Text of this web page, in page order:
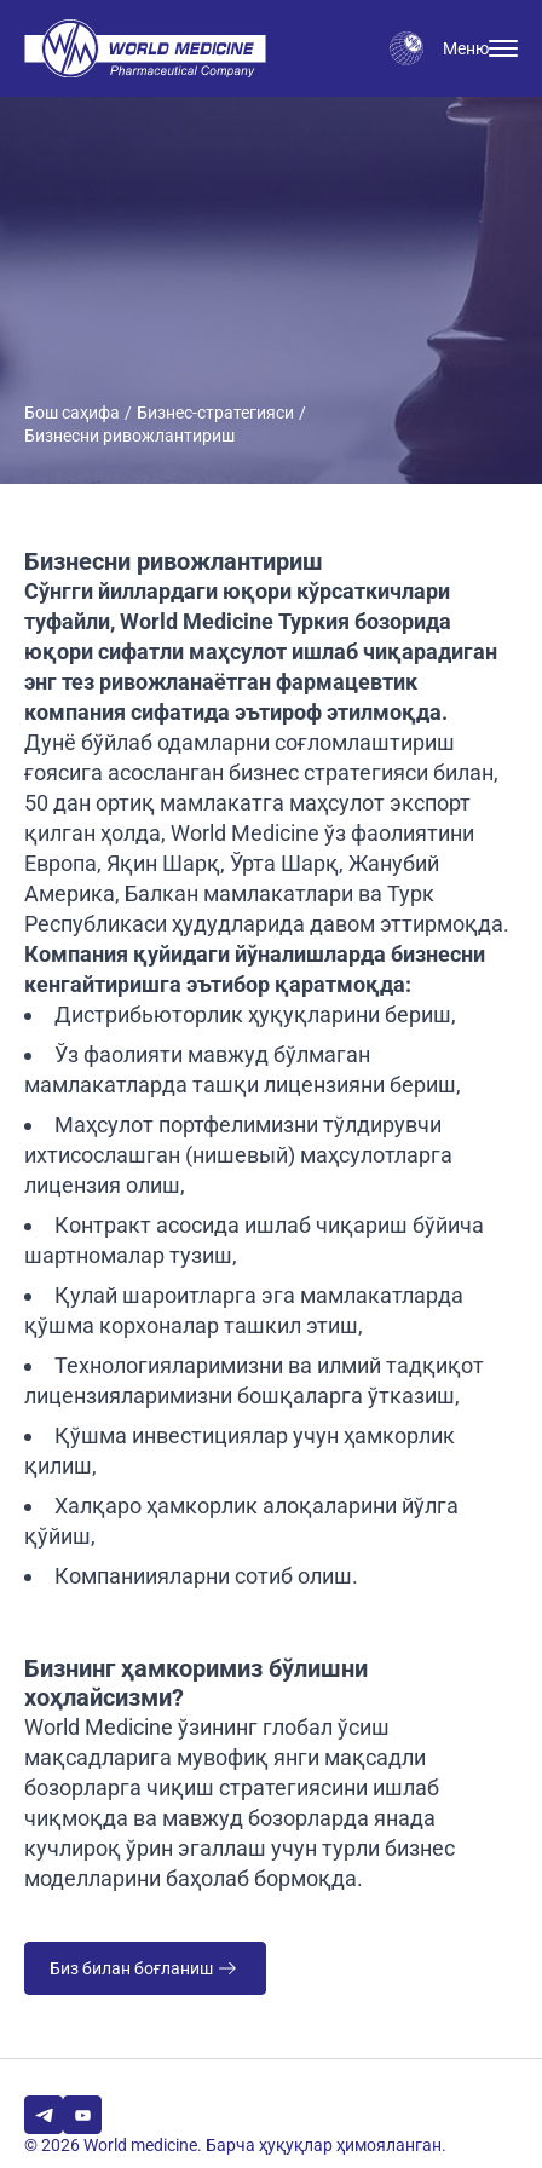
Меню
Бош саҳифа
Бизнес-стратегияси
Бизнесни ривожлантириш
Бизнесни ривожлантириш
Сўнгги йиллардаги юқори кўрсаткичлари
туфайли, World Medicine Туркия бозорида
юқори сифатли маҳсулот ишлаб чиқарадиган
энг тез ривожланаётган фармацевтик
компания сифатида эътироф этилмоқда.
Дунё бўйлаб одамларни соғломлаштириш
ғоясига асосланган бизнес стратегияси билан,
50 дан ортиқ мамлакатга маҳсулот экспорт
қилган ҳолда, World Medicine ўз фаолиятини
Европа, Яқин Шарқ, Ўрта Шарқ, Жанубий
Америка, Балкан мамлакатлари ва Турк
Республикаси ҳудудларида давом эттирмоқда.
Компания қуйидаги йўналишларда бизнесни
кенгайтиришга эътибор қаратмоқда:
Дистрибьюторлик ҳуқуқларини бериш,
Ўз фаолияти мавжуд бўлмаган
мамлакатларда ташқи лицензияни бериш,
Маҳсулот портфелимизни тўлдирувчи
ихтисослашган (нишевый) маҳсулотларга
лицензия олиш,
Контракт асосида ишлаб чиқариш бўйича
шартномалар тузиш,
Қулай шароитларга эга мамлакатларда
қўшма корхоналар ташкил этиш,
Технологияларимизни ва илмий тадқиқот
лицензияларимизни бошқаларга ўтказиш,
Қўшма инвестициялар учун ҳамкорлик
қилиш,
Халқаро ҳамкорлик алоқаларини йўлга
қўйиш,
Компаниияларни сотиб олиш.
Бизнинг ҳамкоримиз бўлишни
хоҳлайсизми?
World Medicine ўзининг глобал ўсиш
мақсадларига мувофиқ янги мақсадли
бозорларга чиқиш стратегиясини ишлаб
чиқмоқда ва мавжуд бозорларда янада
кучлироқ ўрин эгаллаш учун турли бизнес
моделларини баҳолаб бормоқда.
Биз билан боғланиш
© 2026 World medicine. Барча ҳуқуқлар ҳимояланган.